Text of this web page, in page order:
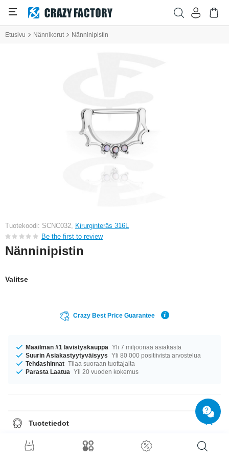
Etusivu Nännikorut Nänninipistin
Tuotekoodi: SCNC032, Kirurginteräs 316L
Be the first to review
Nänninipistin
Valitse
Crazy Best Price Guarantee
Maailman #1 lävistyskauppa Yli 7 miljoonaa asiakasta
Suurin Asiakastyytyväisyys Yli 80 000 positiivista arvostelua
Tehdashinnat Tilaa suoraan tuottajalta
Parasta Laatua Yli 20 vuoden kokemus
Tuotetiedot
löytyy. Saatavana pituuksissa 14 mm ja 16 mm. huippu tuote suoraan